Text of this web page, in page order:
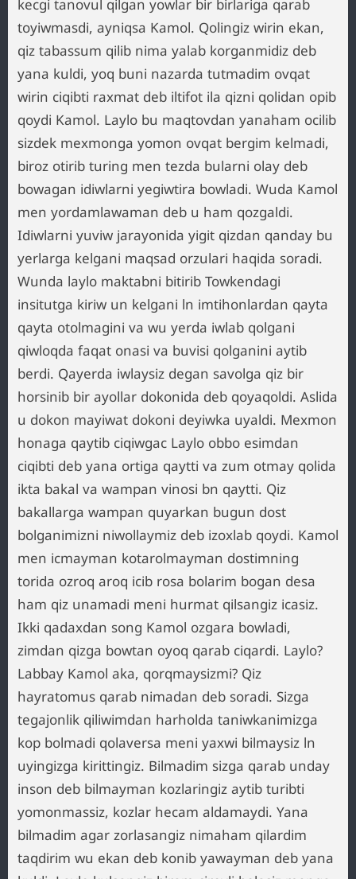
kecgi tanovul qilgan yowlar bir birlariga qarab
toyiwmasdi, ayniqsa Kamol. Qolingiz wirin ekan,
qiz tabassum qilib nima yalab korganmidiz deb
yana kuldi, yoq buni nazarda tutmadim ovqat
wirin ciqibti raxmat deb iltifot ila qizni qolidan opib
qoydi Kamol. Laylo bu maqtovdan yanaham ocilib
sizdek mexmonga yomon ovqat bergim kelmadi,
biroz otirib turing men tezda bularni olay deb
bowagan idiwlarni yegiwtira bowladi. Wuda Kamol
men yordamlawaman deb u ham qozgaldi.
Idiwlarni yuviw jarayonida yigit qizdan qanday bu
yerlarga kelgani maqsad orzulari haqida soradi.
Wunda laylo maktabni bitirib Towkendagi
insitutga kiriw un kelgani ln imtihonlardan qayta
qayta otolmagini va wu yerda iwlab qolgani
qiwloqda faqat onasi va buvisi qolganini aytib
berdi. Qayerda iwlaysiz degan savolga qiz bir
horsinib bir ayollar dokonida deb qoyaqoldi. Aslida
u dokon mayiwat dokoni deyiwka uyaldi. Mexmon
honaga qaytib ciqiwgac Laylo obbo esimdan
ciqibti deb yana ortiga qaytti va zum otmay qolida
ikta bakal va wampan vinosi bn qaytti. Qiz
bakallarga wampan quyarkan bugun dost
bolganimizni niwollaymiz deb izoxlab qoydi. Kamol
men icmayman kotarolmayman dostimning
torida ozroq aroq icib rosa bolarim bogan desa
ham qiz unamadi meni hurmat qilsangiz icasiz.
Ikki qadaxdan song Kamol ozgara bowladi,
zimdan qizga bowtan oyoq qarab ciqardi. Laylo?
Labbay Kamol aka, qorqmaysizmi? Qiz
hayratomus qarab nimadan deb soradi. Sizga
tegajonlik qiliwimdan harholda taniwkanimizga
kop bolmadi qolaversa meni yaxwi bilmaysiz ln
uyingizga kirittingiz. Bilmadim sizga qarab unday
inson deb bilmayman kozlaringiz aytib turibti
yomonmassiz, kozlar hecam aldamaydi. Yana
bilmadim agar zorlasangiz nimaham qilardim
taqdirim wu ekan deb konib yawayman deb yana